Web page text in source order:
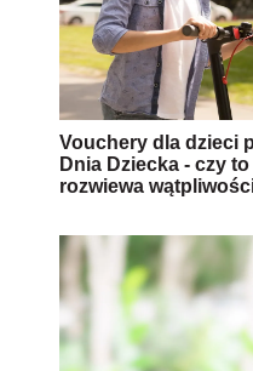
Vouchery dla dzieci
Dnia Dziecka - czy
rozwiewa